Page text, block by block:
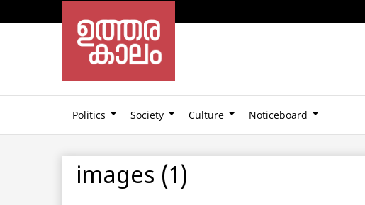
Politics Society Culture Noticeboard
images (1)